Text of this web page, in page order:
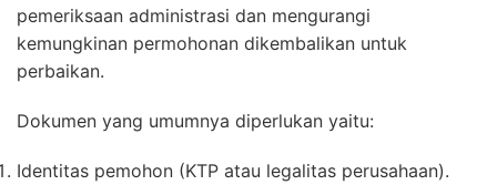
pemeriksaan administrasi dan mengurangi
kemungkinan permohonan dikembalikan untuk
perbaikan.
Dokumen yang umumnya diperlukan yaitu:
Identitas pemohon (KTP atau legalitas perusahaan).